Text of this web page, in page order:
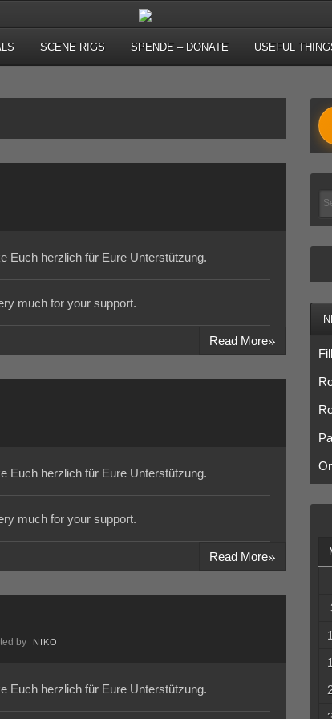
SCENE RIGS SPENDE – DONATE USEFUL
Euch herzlich für Eure Unterstützung.
much for your support.
Read More»
Euch herzlich für Eure Unterstützung.
much for your support.
Read More»
by NIKO
Euch herzlich für Eure Unterstützung.